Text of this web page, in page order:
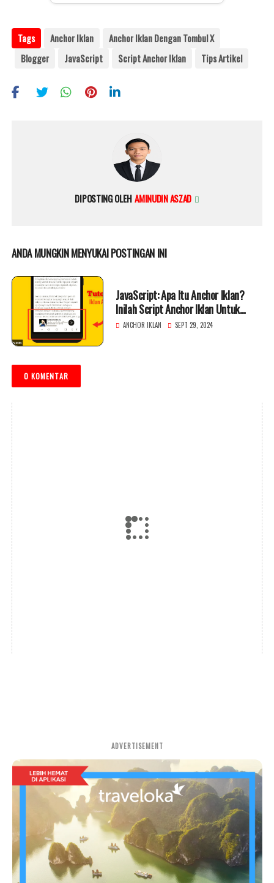
Tags Anchor Iklan
Anchor Iklan Dengan Tombul X
Blogger
JavaScript Script Anchor Iklan Tips Artikel
DIPOSTING OLEH AMINUDIN ASZAD
ANDA MUNGKIN MENYUKAI POSTINGAN INI
JavaScript: Apa Itu Anchor Iklan?
Inilah Script Anchor Iklan Untuk
Blogger
ANCHOR IKLAN SEPT 29, 2024
0 KOMENTAR
ADVERTISEMENT